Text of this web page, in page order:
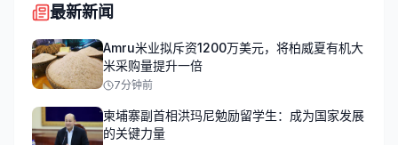
最新新闻
Amru米业拟斥资1200万美元，将柏威夏有机大
米采购量提升一倍
7分钟前
柬埔寨副首相洪玛尼勉励留学生：成为国家发展
的关键力量